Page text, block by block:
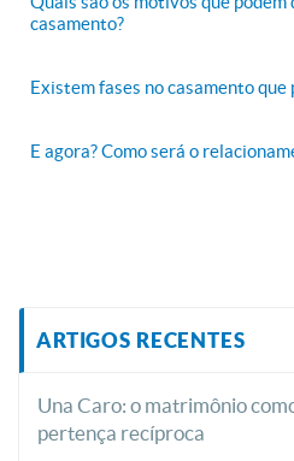
casamento?
Existem fases no casamento
E agora? Como será o
ARTIGOS RECENTES
Una Caro: o matrimônio
pertença recíproca